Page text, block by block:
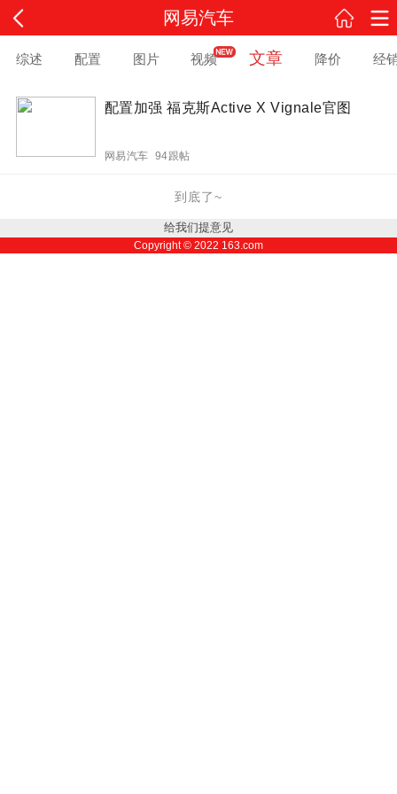
网易汽车
综述 配置 图片 视频 文章 降价 经
配置加强 福克斯Active X Vignale官图
网易汽车 94跟帖
到底了~
给我们提意见
Copyright © 2022 163.com